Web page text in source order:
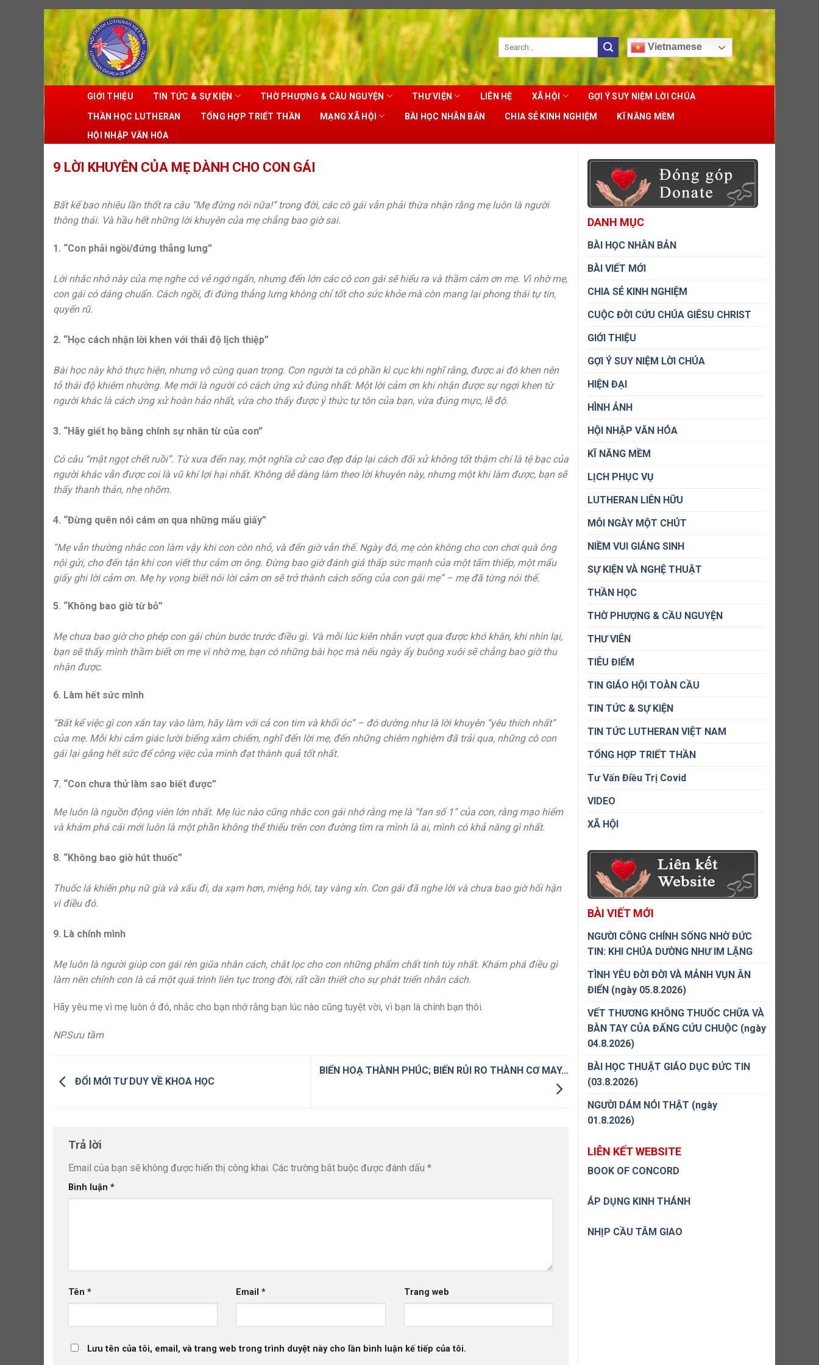
Skip
to
content
Vietnamese
GIỚI THIỆU TIN TỨC & SỰ KIỆN THỜ PHƯỢNG & CẦU NGUYỆN THƯ VIỆN LIÊN HỆ XÃ HỘI GỢI Ý SUY NIỆM LỜI CHÚA
THẦN HỌC LUTHERAN TỔNG HỢP TRIẾT THẦN MẠNG XÃ HỘI BÀI HỌC NHÂN BẢN CHIA SẺ KINH NGHIỆM
KĨ NĂNG MỀM
HỘI NHẬP VĂN HÓA
9 LỜI KHUYÊN CỦA MẸ DÀNH CHO CON GÁI
Bất kể bao nhiêu lần thốt ra câu “Mẹ đừng nói nữa!” trong đời, các cô gái vẫn phải thừa nhận rằng mẹ luôn là người
thông thái. Và hầu hết những lời khuyên của mẹ chẳng bao giờ sai.
1. “Con phải ngồi/đứng thẳng lưng”
Lời nhắc nhở này của mẹ nghe có vẻ ngớ ngẩn, nhưng đến lớn các cô con gái sẽ hiểu ra và thầm cảm ơn mẹ. Vì nhờ mẹ,
con gái có dáng chuẩn. Cách ngồi, đi đứng thẳng lưng không chỉ tốt cho sức khỏe mà còn mang lại phong thái tự tin,
quyến rũ.
2. “Học cách nhận lời khen với thái độ lịch thiệp”
Bài học này khó thực hiện, nhưng vô cùng quan trọng. Con người ta có phần kì cục khi nghĩ rằng, được ai đó khen nên
tỏ thái độ khiêm nhường. Mẹ mới là người có cách ứng xử đúng nhất: Một lời cảm ơn khi nhận được sự ngợi khen từ
người khác là cách ứng xử hoàn hảo nhất, vừa cho thấy được ý thức tự tôn của bạn, vừa đúng mực, lễ độ.
3. “Hãy giết họ bằng chính sự nhân từ của con”
Có câu “mật ngọt chết ruồi”. Từ xưa đến nay, một nghĩa cử cao đẹp đáp lại cách đối xử không tốt thậm chí là tệ bạc của
người khác vẫn được coi là vũ khí lợi hại nhất. Không dễ dàng làm theo lời khuyên này, nhưng một khi làm được, bạn sẽ
thấy thanh thản, nhẹ nhõm.
4. “Đừng quên nói cám ơn qua những mẩu giấy”
“Mẹ vẫn thường nhắc con làm vậy khi con còn nhỏ, và đến giờ vẫn thế. Ngày đó, mẹ còn không cho con chơi quà ông
nội gửi, cho đến tận khi con viết thư cảm ơn ông. Đừng bao giờ đánh giá thấp sức mạnh của một tấm thiếp, một mẩu
giấy ghi lời cảm ơn. Mẹ hy vọng biết nói lời cảm ơn sẽ trở thành cách sống của con gái mẹ” – mẹ đã từng nói thế.
5. “Không bao giờ từ bỏ”
Mẹ chưa bao giờ cho phép con gái chùn bước trước điều gì. Và mỗi lúc kiên nhẫn vượt qua được khó khăn, khi nhìn lại,
bạn sẽ thấy mình thầm biết ơn mẹ vì nhờ mẹ, bạn có những bài học mà nếu ngày ấy buông xuôi sẽ chẳng bao giờ thu
nhận được.
6. Làm hết sức mình
“Bất kể việc gì con xắn tay vào làm, hãy làm với cả con tim và khối óc” – đó dường như là lời khuyên “yêu thích nhất”
của mẹ. Mỗi khi cảm giác lười biếng xâm chiếm, nghĩ đến lời mẹ, đến những chiêm nghiệm đã trải qua, những cô con
gái lại gắng hết sức để công việc của mình đạt thành quả tốt nhất.
7. “Con chưa thử làm sao biết được”
Mẹ luôn là nguồn động viên lớn nhất. Mẹ lúc nào cũng nhắc con gái nhớ rằng mẹ là “fan số 1” của con, rằng mạo hiểm
và khám phá cái mới luôn là một phần không thể thiếu trên con đường tìm ra mình là ai, mình có khả năng gì nhất.
8. “Không bao giờ hút thuốc”
Thuốc lá khiến phụ nữ già và xấu đi, da xạm hơn, miệng hôi, tay vàng xỉn. Con gái đã nghe lời và chưa bao giờ hối hận
vì điều đó.
9. Là chính mình
Mẹ luôn là người giúp con gái rèn giũa nhân cách, chắt lọc cho con những phẩm chất tinh túy nhất. Khám phá điều gì
làm nên chính con là cả một quá trình liên tục trong đời, rất cần thiết cho sự phát triển nhân cách.
Hãy yêu mẹ vì mẹ luôn ở đó, nhắc cho bạn nhớ rằng bạn lúc nào cũng tuyệt vời, vì bạn là chính bạn thôi.
NP.Sưu tầm
ĐỔI MỚI TƯ DUY VỀ KHOA HỌC
BIẾN HOẠ THÀNH PHÚC; BIẾN RỦI RO THÀNH CƠ MAY…
Trả lời
Email của bạn sẽ không được hiển thị công khai. Các trường bắt buộc được đánh dấu *
Bình luận *
Tên * Email* Trang web
Lưu tên của tôi, email, và trang web trong trình duyệt này cho lần bình luận kế tiếp của tôi.
DANH MỤC
BÀI HỌC NHÂN BẢN
BÀI VIẾT MỚI
CHIA SẺ KINH NGHIỆM
CUỘC ĐỜI CỨU CHÚA GIÊSU CHRIST
GIỚI THIỆU
GỢI Ý SUY NIỆM LỜI CHÚA
HIỆN ĐẠI
HÌNH ẢNH
HỘI NHẬP VĂN HÓA
KĨ NĂNG MỀM
LỊCH PHỤC VỤ
LUTHERAN LIÊN HỮU
MỖI NGÀY MỘT CHÚT
NIỀM VUI GIÁNG SINH
SỰ KIỆN VÀ NGHỆ THUẬT
THẦN HỌC
THỜ PHƯỢNG & CẦU NGUYỆN
THƯ VIÊN
TIÊU ĐIỂM
TIN GIÁO HỘI TOÀN CẦU
TIN TỨC & SỰ KIỆN
TIN TỨC LUTHERAN VIỆT NAM
TỔNG HỢP TRIẾT THẦN
Tư Vấn Điều Trị Covid
VIDEO
XÃ HỘI
BÀI VIẾT MỚI
NGƯỜI CÔNG CHÍNH SỐNG NHỜ ĐỨC
TIN: KHI CHÚA DƯỜNG NHƯ IM LẶNG
TÌNH YÊU ĐỜI ĐỜI VÀ MẢNH VỤN ÂN
ĐIỂN (ngày 05.8.2026)
VẾT THƯƠNG KHÔNG THUỐC CHỮA VÀ
BÀN TAY CỦA ĐẤNG CỨU CHUỘC (ngày
04.8.2026)
BÀI HỌC THUẬT GIÁO DỤC ĐỨC TIN
(03.8.2026)
NGƯỜI DÁM NÓI THẬT (ngày
01.8.2026)
LIÊN KẾT WEBSITE
BOOK OF CONCORD
ÁP DỤNG KINH THÁNH
NHỊP CẦU TÂM GIAO